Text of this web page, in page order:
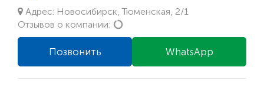
Адрес: Новосибирск, Тюменская, 2/1
Отзывов о компании:
WhatsApp
Позвонить